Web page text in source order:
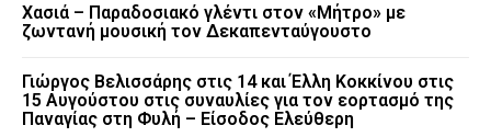
Χασιά – Παραδοσιακό γλέντι στον «Μήτρο» με
ζωντανή μουσική τον Δεκαπενταύγουστο
Γιώργος Βελισσάρης στις 14 και Έλλη Κοκκίνου στις
15 Αυγούστου στις συναυλίες για τον εορτασμό της
Παναγίας στη Φυλή – Είσοδος Ελεύθερη